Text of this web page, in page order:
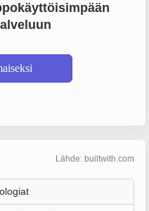
Lähde: builtwith.com